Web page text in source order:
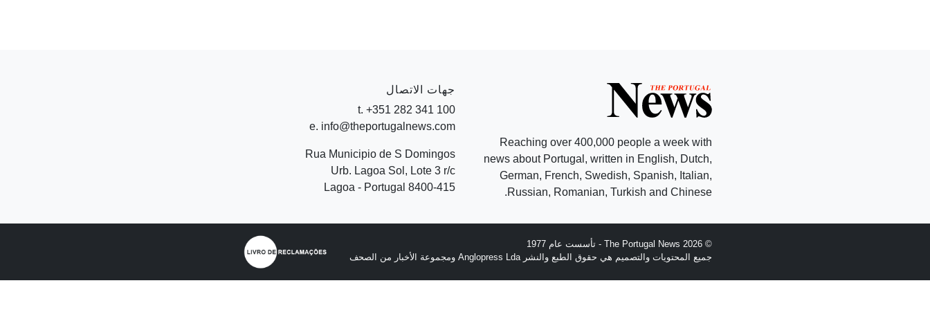
Reaching over 400,000 people a week with
news about Portugal, written in English, Dutch,
German, French, Swedish, Spanish, Italian,
Russian, Romanian, Turkish and Chinese.
جهات الاتصال
t. +351 282 341 100
e. info@theportugalnews.com
Rua Municipio de S Domingos
Urb. Lagoa Sol, Lote 3 r/c
8400-415 Lagoa - Portugal
© 2026 The Portugal News - تأسست عام 1977
جميع المحتويات والتصميم هي حقوق الطبع والنشر Anglopress Lda ومجموعة الأخبار من الصحف